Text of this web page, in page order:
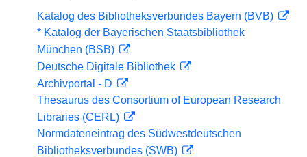
Katalog des Bibliotheksverbundes Bayern (BVB)
* Katalog der Bayerischen Staatsbibliothek
München (BSB)
Deutsche Digitale Bibliothek
Archivportal - D
Thesaurus des Consortium of European Research
Libraries (CERL)
Normdateneintrag des Südwestdeutschen
Bibliotheksverbundes (SWB)